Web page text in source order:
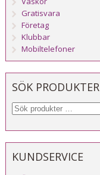
Gratisvara
Företag
Klubbar
Mobiltelefoner
SÖK PRODUKTER
KUNDSERVICE